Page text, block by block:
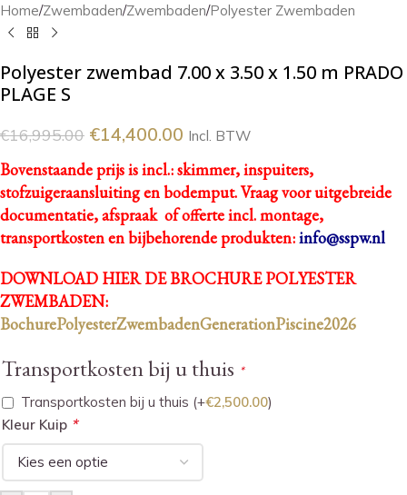
Home/Zwembaden/Zwembaden/Polyester Zwembaden
Polyester zwembad 7.00 x 3.50 x 1.50 m PRADO
PLAGE S
€16,995.00 €14,400.00 Incl. BTW
Bovenstaande prijs is incl.: skimmer, inspuiters,
stofzuigeraansluiting en bodemput.Vraag voor uitgebreide
documentatie, afspraak of offerte incl. montage,
transportkosten en bijbehorende produkten:info@sspw.nl
DOWNLOAD HIER DE BROCHURE POLYESTER
ZWEMBADEN:
BochurePolyesterZwembadenGenerationPiscine2026
Transportkosten bij u thuis *
Transportkosten bij u thuis (+€2,500.00)
Kleur Kuip *